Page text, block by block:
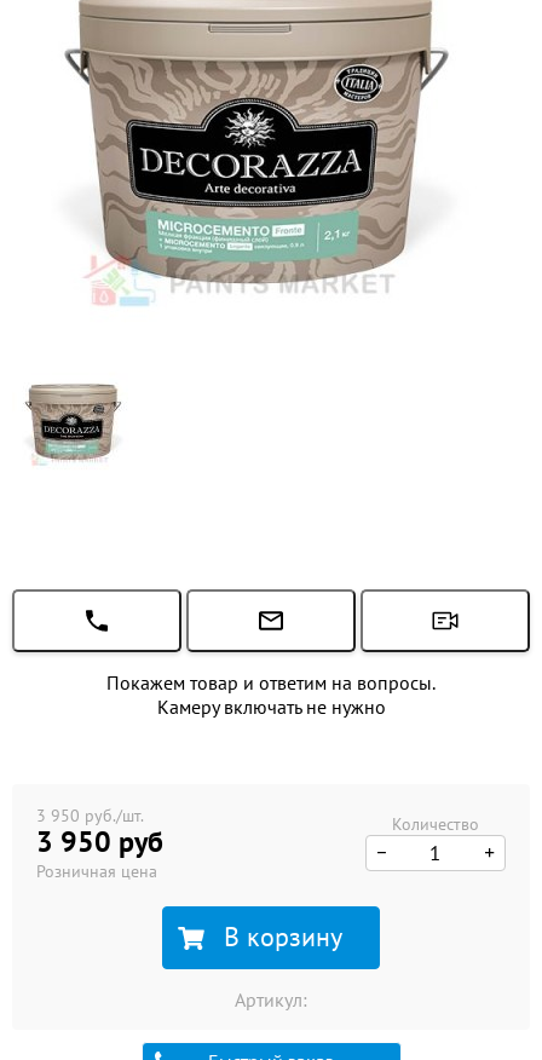
Покажем товар и ответим на вопросы.
Камеру включать не нужно
3 950 руб./шт.
3 950 руб
Розничная цена
Количество
В корзину
Артикул: